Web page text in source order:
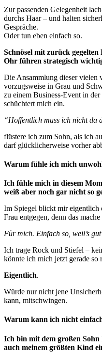
Zur passenden Gelegenheit
durchs Haar – und halten
Gespräche.
Oder tun eben einfach so.
Schnösel mit zurück
Ohr führen strategisch
Die Ansammlung dieser vielen
vorzugsweise in Grau und
zu einem Business-Event in
schüchtert mich ein.
“Hoffentlich muss ich nicht da
flüstere ich zum Sohn, als ich
darf glücklicherweise vorher
Warum fühle ich mich
Ich fühle mich in diesem
weiß aber noch gar nicht so
Im Spiegel blickt mir eigentlich
Frau entgegen, denn das
Für mich. Einfach so, weil’s
Ich trage Rock und Stiefel –
könnte ich mich jetzt gerade
Eigentlich.
Würde nur nicht jene
kann, mitschwingen.
Warum kann ich nicht
Ich bin mit dem großen
auch meinem größten Kind